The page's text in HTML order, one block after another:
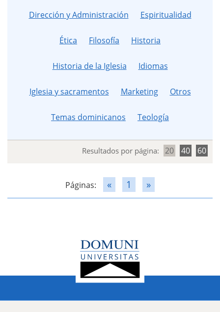
Dirección y Administración Espiritualidad
Ética Filosofía Historia
Historia de la Iglesia Idiomas
Iglesia y sacramentos Marketing Otros
Temas dominicanos Teología
Resultados por página: 20 40 60
Páginas: « 1 »